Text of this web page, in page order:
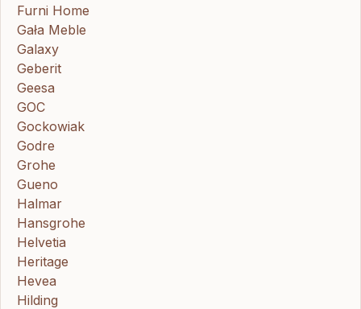
Furni Home
Gała Meble
Galaxy
Geberit
Geesa
GOC
Gockowiak
Godre
Grohe
Gueno
Halmar
Hansgrohe
Helvetia
Heritage
Hevea
Hilding